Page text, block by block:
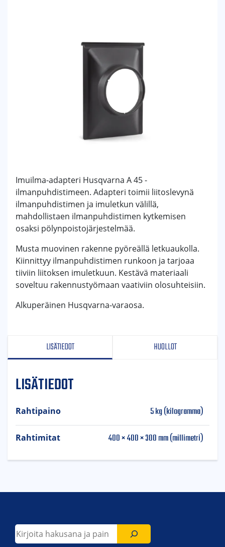
LISÄTIEDOT HUOLLOT
LISÄTIEDOT
Rahtipaino 5 kg (kilogramma)
Rahtimitat 400 × 400 × 300 mm (millimetri)
Imuilma-adapteri Husqvarna A 45 -
ilmanpuhdistimeen. Adapteri toimii liitoslevynä
ilmanpuhdistimen ja imuletkun välillä,
mahdollistaen ilmanpuhdistimen kytkemisen
osaksi pölynpoistojärjestelmää.
Musta muovinen rakenne pyöreällä letkuaukolla.
Kiinnittyy ilmanpuhdistimen runkoon ja tarjoaa
tiiviin liitoksen imuletkuun. Kestävä materiaali
soveltuu rakennustyömaan vaativiin olosuhteisiin.
Alkuperäinen Husqvarna-varaosa.
Etsi